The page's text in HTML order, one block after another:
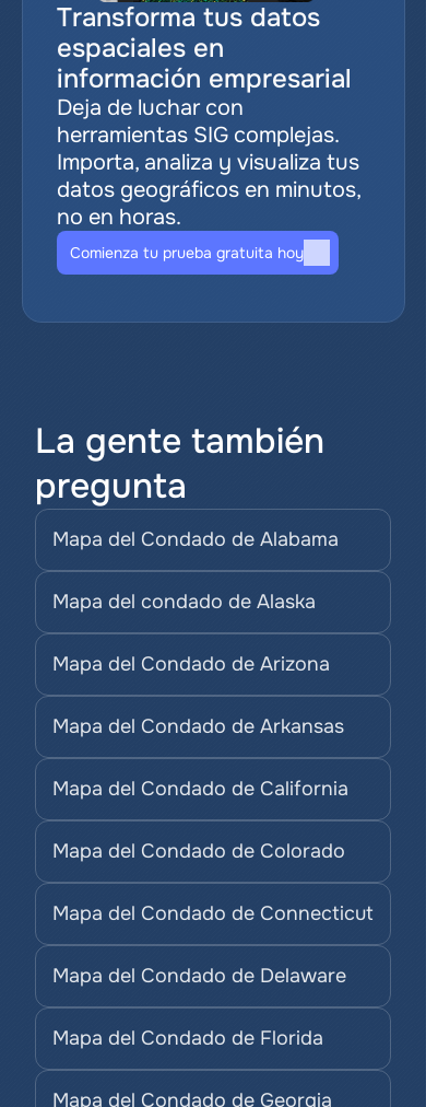
Transforma tus datos
espaciales en
información empresarial
Deja de luchar con
herramientas SIG complejas.
Importa, analiza y visualiza tus
datos geográficos en minutos,
no en horas.
Comienza tu prueba gratuita hoy
La gente también
pregunta
Mapa del Condado de Alabama
Mapa del condado de Alaska
Mapa del Condado de Arizona
Mapa del Condado de Arkansas
Mapa del Condado de California
Mapa del Condado de Colorado
Mapa del Condado de Connecticut
Mapa del Condado de Delaware
Mapa del Condado de Florida
Mapa del Condado de Georgia